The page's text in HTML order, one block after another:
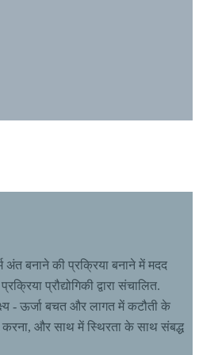
अंत बनाने की प्रक्रिया बनाने में मदद
प्रौद्योगिकी द्वारा संचालित.
- ऊर्जा बचत और लागत में कटौती के
करना, और साथ में स्थिरता के साथ संबद्ध